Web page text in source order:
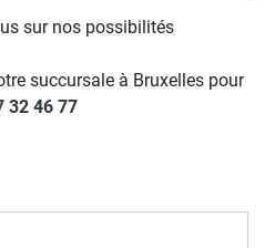
sur nos possibilités
succursale à Bruxelles pour
32 46 77